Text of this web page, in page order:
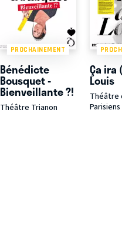
PROCHAINEMENT
Bénédicte
Bousquet -
Bienveillante ?!
Théâtre Trianon
Ça ira
Louis
Théâtre
Parisiens